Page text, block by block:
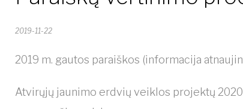
2019-11-22
2019 m. gautos paraiškos (informacija
Atvirųjų jaunimo erdvių veiklos projektų